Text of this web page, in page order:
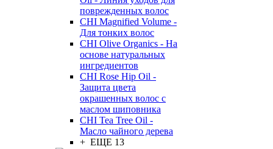
поврежденных волос
CHI Magnified Volume -
Для тонких волос
CHI Olive Organics - На
основе натуральных
ингредиентов
CHI Rose Hip Oil -
Защита цвета
окрашенных волос с
маслом шиповника
CHI Tea Tree Oil -
Масло чайного дерева
+ ЕЩЕ 13